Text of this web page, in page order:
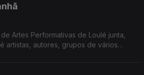
Artes Performativas de Loulé junta,
artistas, autores, grupos de vários